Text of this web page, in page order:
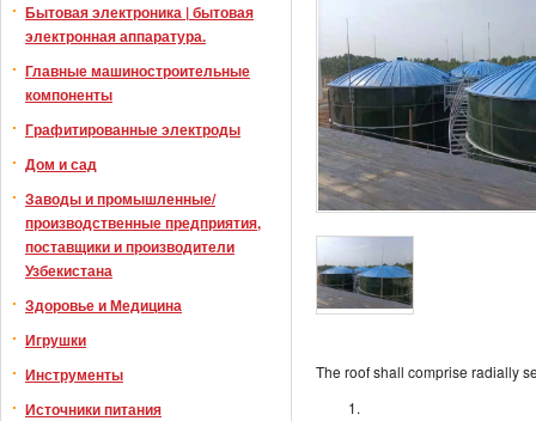
Бытовая электроника | бытовая
электронная аппаратура.
Главные машиностроительные
компоненты
Графитированные электроды
Дом и сад
Заводы и промышленные/
производственные предприятия,
поставщики и производители
Узбекистана
Здоровье и Медицина
Игрушки
Инструменты
Источники питания
The roof shall comprise radially